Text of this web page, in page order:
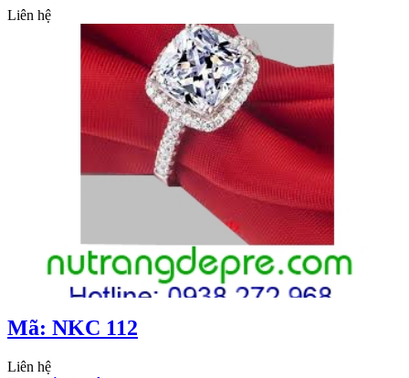
Liên hệ
Mã: NKC 112
Liên hệ